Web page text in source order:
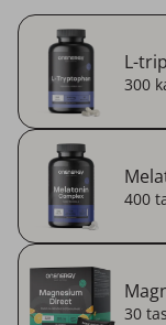
L-
300
400
30